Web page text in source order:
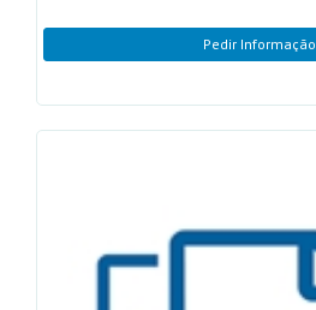
Pedir Informação